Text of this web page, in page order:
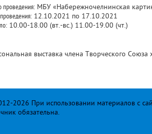
проведения: МБУ «Набережночелнинская
12.10.2021 по 17.10.2021
10.00-18.00 (вт.-вс.) 11.00-19.00 (чт.)
выставка члена Творческого
2026 При использовании материалов с
обязательна.